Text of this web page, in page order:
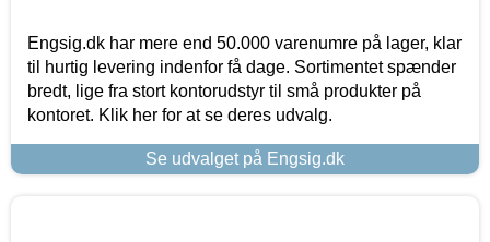
Engsig.dk har mere end 50.000 varenumre på lager, klar
til hurtig levering indenfor få dage. Sortimentet spænder
bredt, lige fra stort kontorudstyr til små produkter på
kontoret. Klik her for at se deres udvalg.
Se udvalget på Engsig.dk